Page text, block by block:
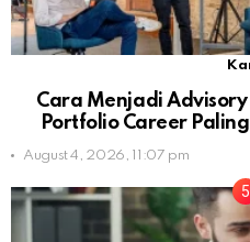
Cara Menjadi
Portfolio Career
August 4, 2026, 11:07 pm